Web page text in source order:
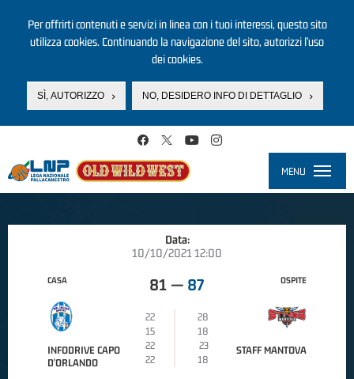
Per offrirti contenuti e servizi in linea con i tuoi interessi, questo sito
utilizza cookies. Continuando la navigazione del sito, autorizzi l’uso
dei cookies.
SÌ, AUTORIZZO NO, DESIDERO INFO DI DETTAGLIO
MENU
Data:
10/10/2021 12:00
CASA
INFODRIVE CAPO
D'ORLANDO
81 — 87
22
28
15
18
22
23
22
18
OSPITE
STAFF MANTOVA